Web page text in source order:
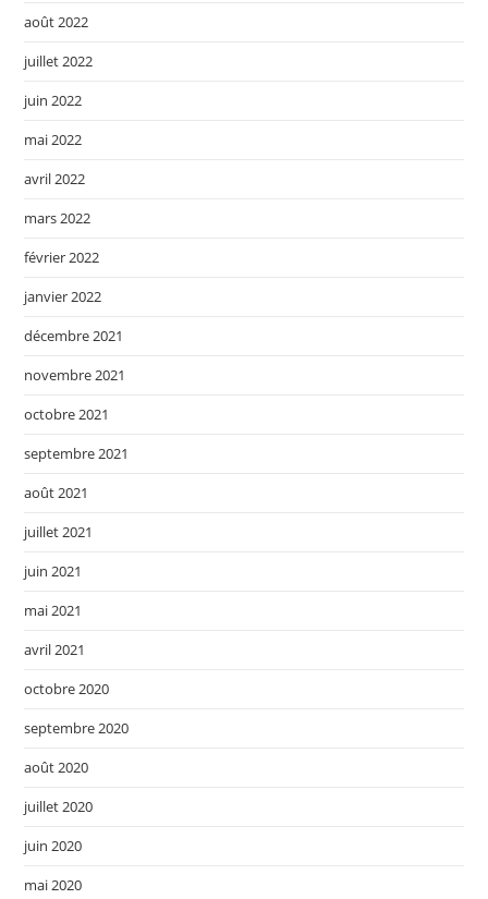
août 2022
juillet 2022
juin 2022
mai 2022
avril 2022
mars 2022
février 2022
janvier 2022
décembre 2021
novembre 2021
octobre 2021
septembre 2021
août 2021
juillet 2021
juin 2021
mai 2021
avril 2021
octobre 2020
septembre 2020
août 2020
juillet 2020
juin 2020
mai 2020